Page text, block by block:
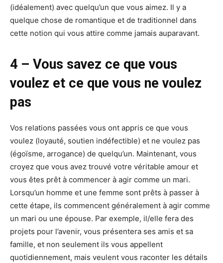
(idéalement) avec quelqu’un que vous aimez. Il y a
quelque chose de romantique et de traditionnel dans
cette notion qui vous attire comme jamais auparavant.
4 – Vous savez ce que vous
voulez et ce que vous ne voulez
pas
Vos relations passées vous ont appris ce que vous
voulez (loyauté, soutien indéfectible) et ne voulez pas
(égoïsme, arrogance) de quelqu’un. Maintenant, vous
croyez que vous avez trouvé votre véritable amour et
vous êtes prêt à commencer à agir comme un mari.
Lorsqu’un homme et une femme sont prêts à passer à
cette étape, ils commencent généralement à agir comme
un mari ou une épouse. Par exemple, il/elle fera des
projets pour l’avenir, vous présentera ses amis et sa
famille, et non seulement ils vous appellent
quotidiennement, mais veulent vous raconter les détails